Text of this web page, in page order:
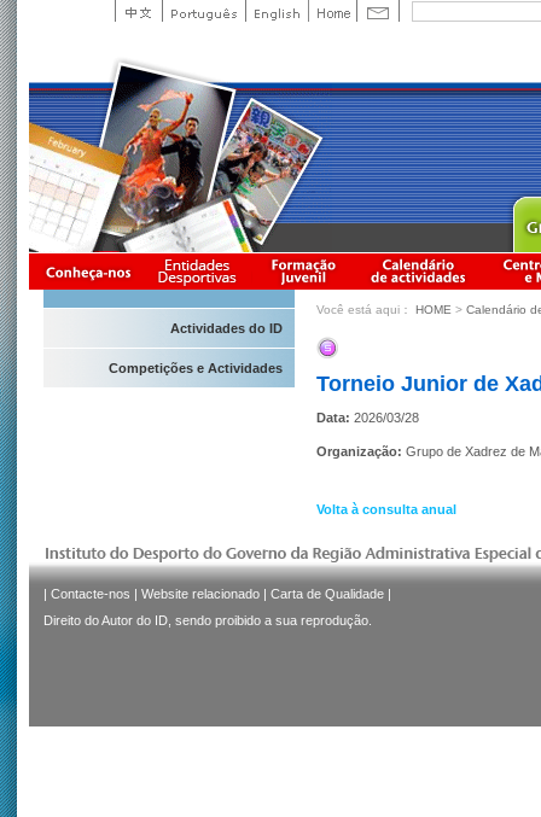
Actividades do ID
Competições e Actividades
Você está aqui： HOME > Calendário
Torneio Junior de
Data: 2026/03/28
Organização: Grupo de Xadrez de
Volta à consulta anual
| Contacte-nos | Website relacionado | Carta de Qualidade |
Direito do Autor do ID, sendo proibido a sua reprodução.